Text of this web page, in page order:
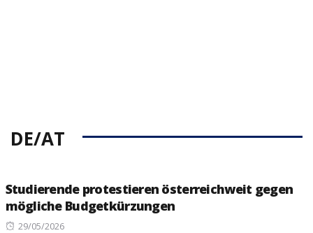
DE/AT
Studierende protestieren österreichweit gegen
mögliche Budgetkürzungen
Posted
29/05/2026